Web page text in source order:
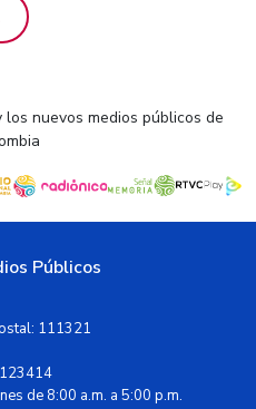
nuevos medios públicos de
Públicos
111321
de 8:00 a.m. a 5:00 p.m.